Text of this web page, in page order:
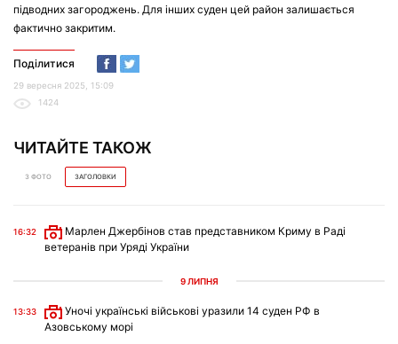
підводних загороджень. Для інших суден цей район залишається
фактично закритим.
Поділитися
29 вересня 2025, 15:09
1424
ЧИТАЙТЕ ТАКОЖ
З ФОТО ЗАГОЛОВКИ
16:32
Марлен Джербінов став представником Криму в Раді
ветеранів при Уряді України
9 ЛИПНЯ
13:33
Уночі українські військові уразили 14 суден РФ в
Азовському морі